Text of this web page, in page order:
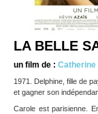
LA BELLE
un film de :
1971. Delphine, fille de
et gagner son
Carole est parisienne.